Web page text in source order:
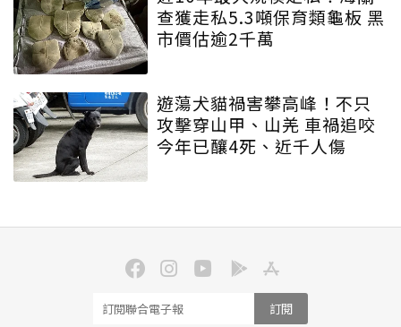
查獲走私5.3噸保育類龜板 黑
市價估逾2千萬
遊蕩犬貓禍害攀高峰！不只
攻擊穿山甲、山羌 車禍追咬
今年已釀4死、近千人傷
訂閱